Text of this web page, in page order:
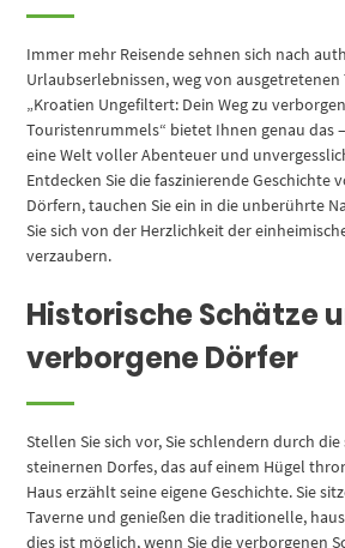
Immer mehr Reisende sehnen sich nach
Urlaubserlebnissen, weg von
„Kroatien Ungefiltert: Dein Weg zu
Touristenrummels“ bietet Ihnen genau das
eine Welt voller Abenteuer und
Entdecken Sie die faszinierende Geschichte
Dörfern, tauchen Sie ein in die unberührte
Sie sich von der Herzlichkeit der
verzaubern.
Historische Schätze
verborgene Dörfer
Stellen Sie sich vor, Sie schlendern durch
steinernen Dorfes, das auf einem Hügel
Haus erzählt seine eigene Geschichte. Sie
Taverne und genießen die traditionelle,
dies ist möglich, wenn Sie die verborgenen